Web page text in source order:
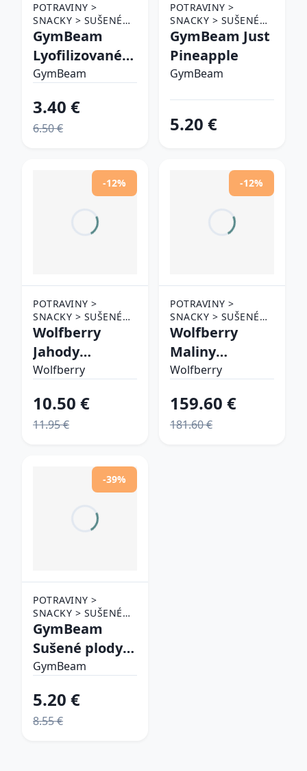
POTRAVINY >
SNACKY > SUŠENÉ
OVOCIE
GymBeam
Lyofilizované
maliny
GymBeam
3.40 €
6.50 €
POTRAVINY >
SNACKY > SUŠENÉ
OVOCIE
GymBeam Just
Pineapple
GymBeam
5.20 €
-12%
POTRAVINY >
SNACKY > SUŠENÉ
OVOCIE
Wolfberry
Jahody
lyofilizované
mrazom
Wolfberry
10.50 €
11.95 €
-12%
POTRAVINY >
SNACKY > SUŠENÉ
OVOCIE
Wolfberry
Maliny
lyofilizované
mrazom
Wolfberry
159.60 €
181.60 €
-39%
POTRAVINY >
SNACKY > SUŠENÉ
OVOCIE
GymBeam
Sušené plody
rakytníka
GymBeam
5.20 €
8.55 €